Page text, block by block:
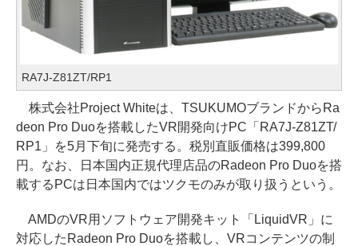
RA7J-Z81ZT/RP1
株式会社Project Whiteは、TSUKUMOブランドからRa
deon Pro Duoを搭載したVR開発向けPC「RA7J-Z81ZT/
RP1」を5月下旬に発売する。税別直販価格は399,800
円。なお、日本国内正規代理店品のRadeon Pro Duoを搭
載するPCは日本国内ではツクモのみが取り扱うという。
AMDのVR用ソフトウェア開発キット「LiquidVR」に
対応したRadeon Pro Duoを搭載し、VRコンテンツの制